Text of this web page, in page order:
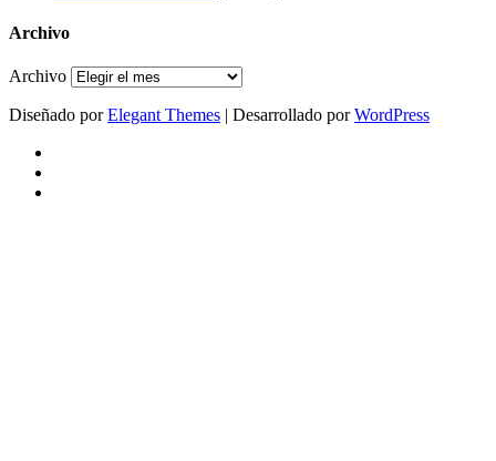
Archivo
Archivo
Diseñado porElegant Themes | Desarrollado porWordPress